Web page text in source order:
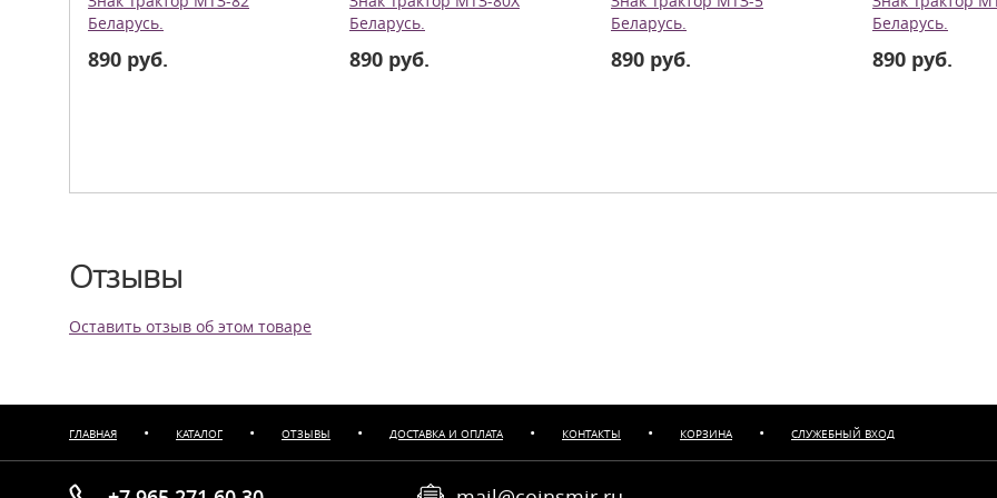
Беларусь.
890 руб.
Беларусь.
890 руб.
Беларусь.
890 руб.
Беларусь.
890 руб.
Отзывы
Оставить отзыв об этом товаре
ГЛАВНАЯ • КАТАЛОГ • ОТЗЫВЫ • ДОСТАВКА И ОПЛАТА • КОНТАКТЫ • КОРЗИНА • СЛУЖЕБНЫЙ ВХОД